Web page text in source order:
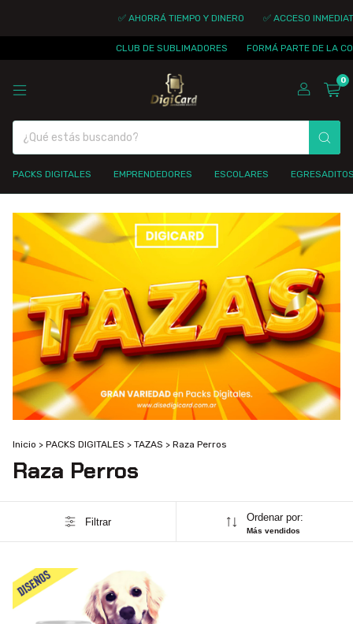
✅ AHORRÁ TIEMPO Y DINERO ✅ ACCESO INMEDIATO
CLUB DE SUBLIMADORES FORMÁ PARTE DE LA
0
PACKS DIGITALES EMPRENDEDORES ESCOLARES
Inicio > PACKS DIGITALES > TAZAS > Raza Perros
Raza Perros
Filtrar Ordenar por:
Más vendidos